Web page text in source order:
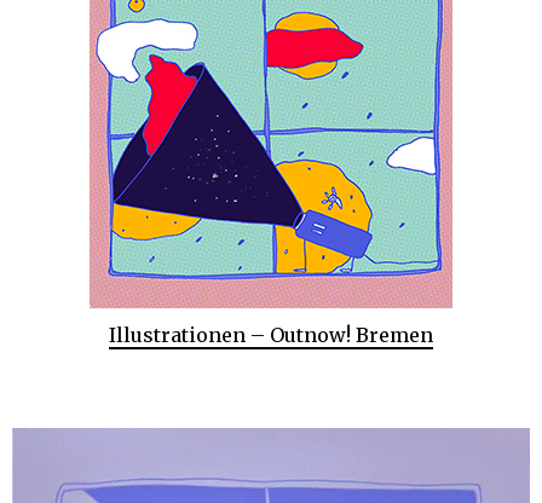
Illustrationen – Outnow! Bremen